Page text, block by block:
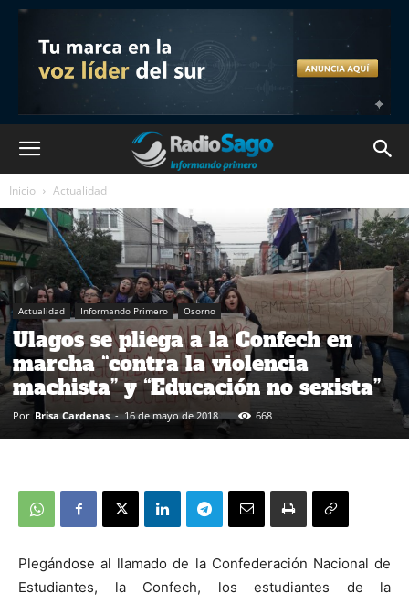
Inicio Actualidad
Actualidad Informando Primero Osorno
Ulagos se pliega a la Confech en
marcha “contra la violencia
machista” y “Educación no sexista”
Por Brisa Cardenas - 16 de mayo de 2018 668
Plegándose al llamado de la Confederación Nacional de
Estudiantes, la Confech, los estudiantes de la